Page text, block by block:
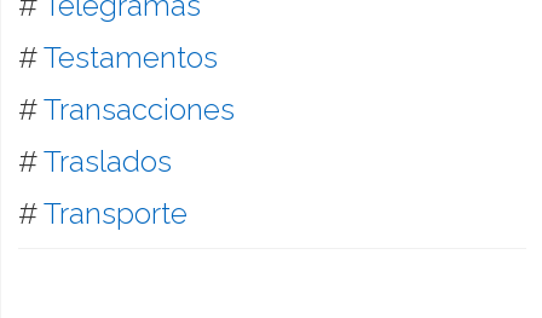
#Testamentos
#Transacciones
#Traslados
#Transporte